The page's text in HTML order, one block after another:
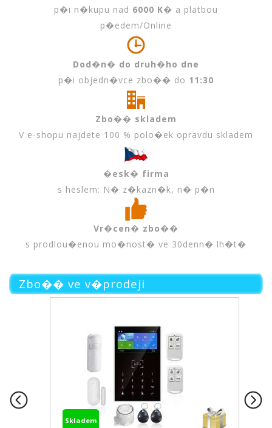
p�i n�kupu nad 6000 K� a platbou
p�edem/Online
Dod�n� do druh�ho dne
p�i objedn�vce zbo�� do 11:30
Zbo�� skladem
V e-shopu najdete 100 % polo�ek opravdu skladem
�esk� firma
s heslem: N� z�kazn�k, n� p�n
Vr�cen� zbo��
s prodlou�enou mo�nost� ve 30denn� lh�t�
Zbo�� ve v�prodeji
Skladem